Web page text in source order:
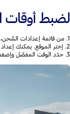
لضبط أوقات
1. من قائمة إعدادات الشّحن، إضغط على أوقات الشّحن المفضّلة.
2. إختر الموقع. يمكنك إعداد أوقات الشّحن المفضّلة فقط بعد الشّحن في هذا الموقع.
3. حدّد الوقت المفضّل وإضغط على حفظ.